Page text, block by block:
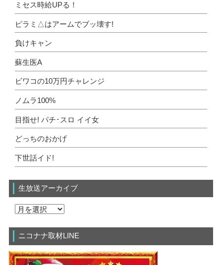
ミセス時給UPる！
ピラミ△はアームでブッ壊す!
負けキャン
蘇生医A
ビワコの10万円チャレンジ
ノムラ100%
目指せ! パチ･スロ イイ女
どっちのおかげ
下世話イド!
生放送アーカイブ
ニコナナ取材LINE